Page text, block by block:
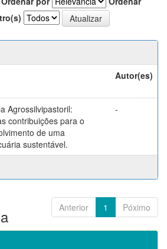
Autor(es)
Agrossilvipastoril:
contribuições para o
de uma
sustentável.
-
Anterior 1 Póximo